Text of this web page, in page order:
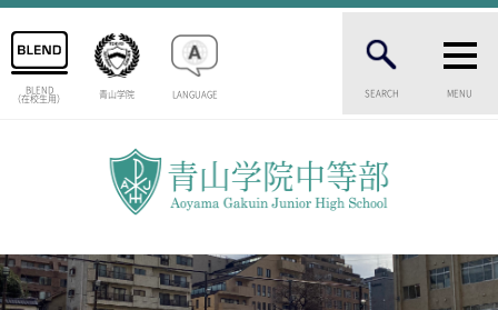
BLEND
（在校生用） 青山学院 LANGUAGE SEARCH MENU
中等部の歴史
特色ある教育